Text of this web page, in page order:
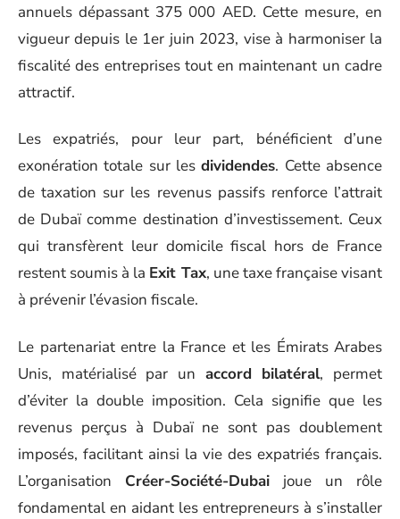
annuels dépassant 375 000 AED. Cette mesure, en
vigueur depuis le 1er juin 2023, vise à harmoniser la
fiscalité des entreprises tout en maintenant un cadre
attractif.
Les expatriés, pour leur part, bénéficient d’une
exonération totale sur lesdividendes. Cette absence
de taxation sur les revenus passifs renforce l’attrait
de Dubaï comme destination d’investissement. Ceux
qui transfèrent leur domicile fiscal hors de France
restent soumis à la Exit Tax, une taxe française visant
à prévenir l’évasion fiscale.
Le partenariat entre la France et les Émirats Arabes
Unis, matérialisé par un accord bilatéral, permet
d’éviter la double imposition. Cela signifie que les
revenus perçus à Dubaï ne sont pas doublement
imposés, facilitant ainsi la vie des expatriés français.
L’organisation Créer-Société-Dubai joue un rôle
fondamental en aidant les entrepreneurs à s’installer